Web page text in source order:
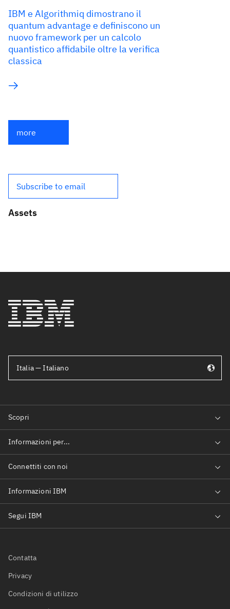
IBM e Algorithmiq dimostrano il
quantum advantage e definiscono un
nuovo framework per un calcolo
quantistico affidabile oltre la verifica
classica
more
Subscribe to email
Assets
Italia — Italiano
Contatta
Privacy
Condizioni di utilizzo